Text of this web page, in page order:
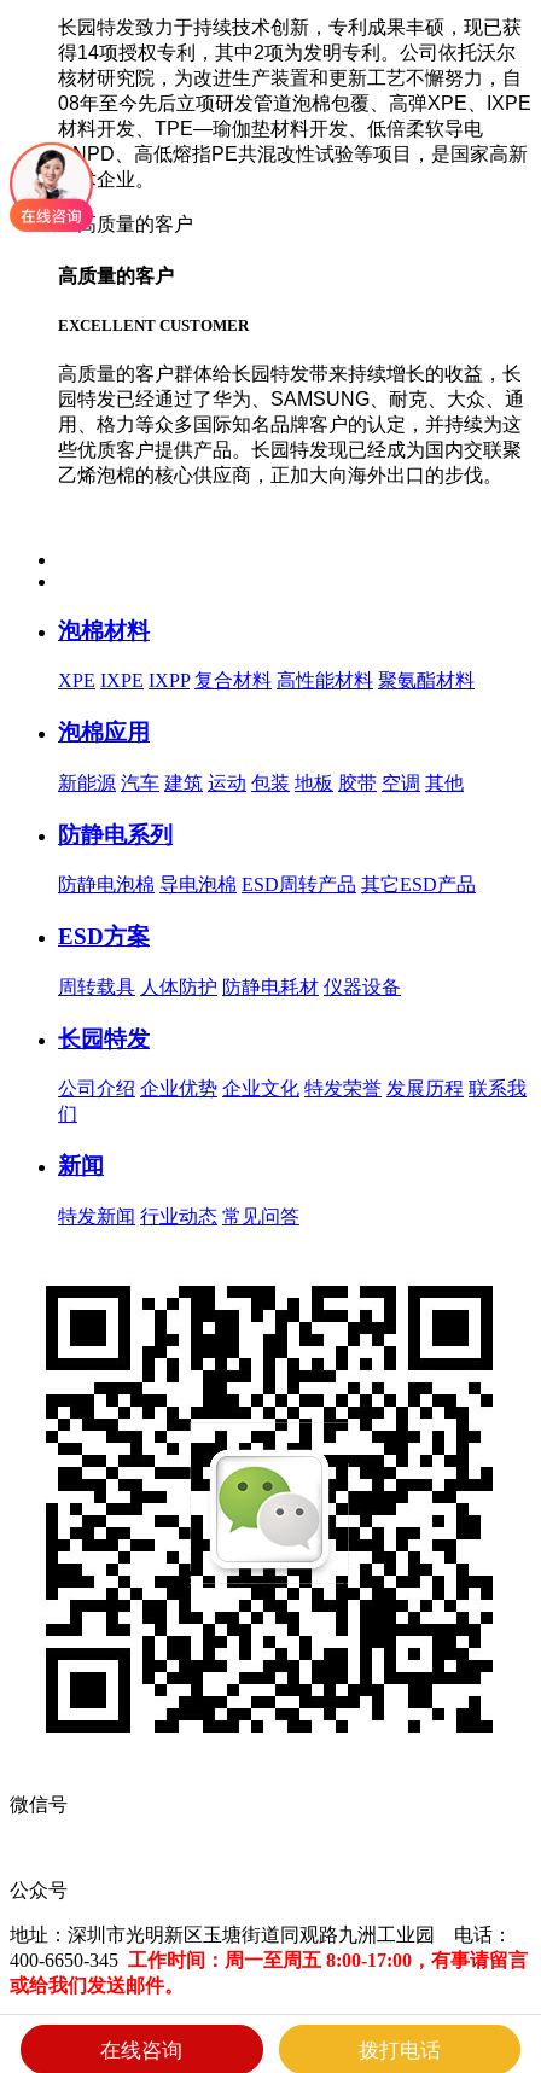
长园特发致力于持续技术创新，专利成果丰硕，现已获
得14项授权专利，其中2项为发明专利。公司依托沃尔
核材研究院，为改进生产装置和更新工艺不懈努力，自
08年至今先后立项研发管道泡棉包覆、高弹XPE、IXPE
材料开发、TPE—瑜伽垫材料开发、低倍柔软导电
DNPD、高低熔指PE共混改性试验等项目，是国家高新
技术企业。
高质量的客户
EXCELLENT CUSTOMER
高质量的客户群体给长园特发带来持续增长的收益，长
园特发已经通过了华为、SAMSUNG、耐克、大众、通
用、格力等众多国际知名品牌客户的认定，并持续为这
些优质客户提供产品。长园特发现已经成为国内交联聚
乙烯泡棉的核心供应商，正加大向海外出口的步伐。
泡棉材料
XPE IXPE IXPP 复合材料 高性能材料 聚氨酯材料
泡棉应用
新能源 汽车 建筑 运动 包装 地板 胶带 空调 其他
防静电系列
防静电泡棉 导电泡棉 ESD周转产品 其它ESD产品
ESD方案
周转载具 人体防护 防静电耗材 仪器设备
长园特发
公司介绍 企业优势 企业文化 特发荣誉 发展历程 联系我
们
新闻
特发新闻 行业动态 常见问答
微信号
公众号
地址：深圳市光明新区玉塘街道同观路九洲工业园 电话：
400-6650-345 工作时间：周一至周五 8:00-17:00，有事请留言
或给我们发送邮件。
深圳市长园特发科技有限公司 版权所有粤ICP备15008303号
Powered by szweb| Designed by smarta
在线咨询 拨打电话